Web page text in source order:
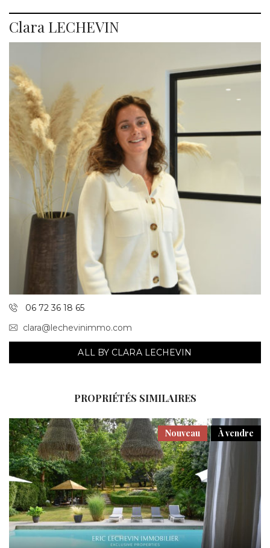
Clara LECHEVIN
06 72 36 18 65
clara@lechevinimmo.com
ALL BY CLARA LECHEVIN
PROPRIÉTÉS SIMILAIRES
À vendre
Nouveau